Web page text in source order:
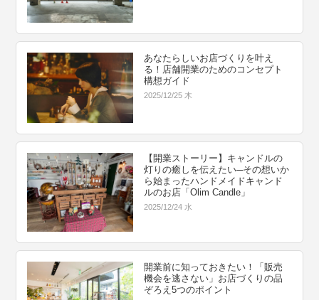
あなたらしいお店づくりを叶え
る！店舗開業のためのコンセプト
構想ガイド
2025/12/25 木
【開業ストーリー】キャンドルの
灯りの癒しを伝えたい─その想いか
ら始まったハンドメイドキャンド
ルのお店「Olim Candle」
2025/12/24 水
開業前に知っておきたい！「販売
機会を逃さない」お店づくりの品
ぞろえ5つのポイント